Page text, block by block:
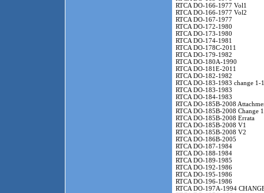
RTCA DO-166-1977 Vol1
RTCA DO-166-1977 Vol2
RTCA DO-167-1977
RTCA DO-172-1980
RTCA DO-173-1980
RTCA DO-174-1981
RTCA DO-178C-2011
RTCA DO-179-1982
RTCA DO-180A-1990
RTCA DO-181E-2011
RTCA DO-182-1982
RTCA DO-183-1983 change 1-
RTCA DO-183-1983
RTCA DO-184-1983
RTCA DO-185B-2008
RTCA DO-185B-2008 Change
RTCA DO-185B-2008 Errata
RTCA DO-185B-2008 V1
RTCA DO-185B-2008 V2
RTCA DO-186B-2005
RTCA DO-187-1984
RTCA DO-188-1984
RTCA DO-189-1985
RTCA DO-192-1986
RTCA DO-195-1986
RTCA DO-196-1986
RTCA DO-197A-1994